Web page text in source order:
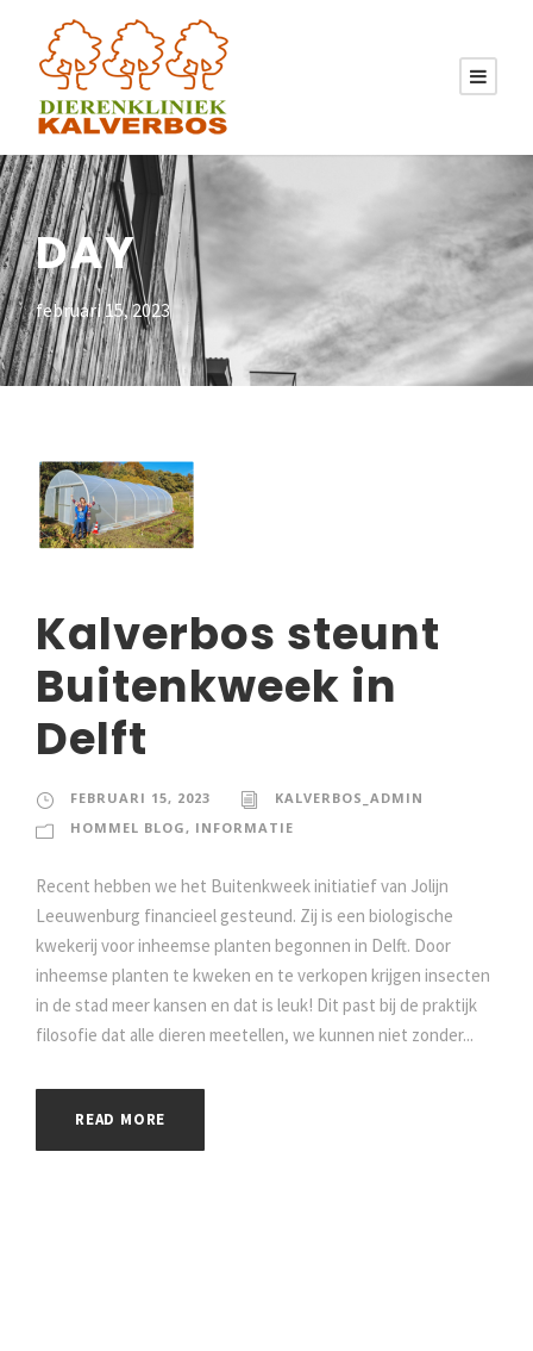
DAY
februari 15, 2023
Kalverbos steunt
Buitenkweek in
Delft
FEBRUARI 15, 2023
KALVERBOS_ADMIN
HOMMEL BLOG, INFORMATIE
Recent hebben we het Buitenkweek initiatief van Jolijn
Leeuwenburg financieel gesteund. Zij is een biologische
kwekerij voor inheemse planten begonnen in Delft. Door
inheemse planten te kweken en te verkopen krijgen insecten
in de stad meer kansen en dat is leuk! Dit past bij de praktijk
filosofie dat alle dieren meetellen, we kunnen niet zonder...
READ MORE